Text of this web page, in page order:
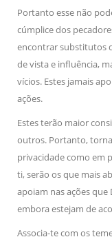
Portanto esse não
cúmplice dos
encontrar substitutos
de vista e influência,
vícios. Estes jamais
ações.
Estes terão maior
outros. Portanto,
privacidade como em
ti, serão os que mais
apoiam nas ações
embora estejam de
Associa-te com os